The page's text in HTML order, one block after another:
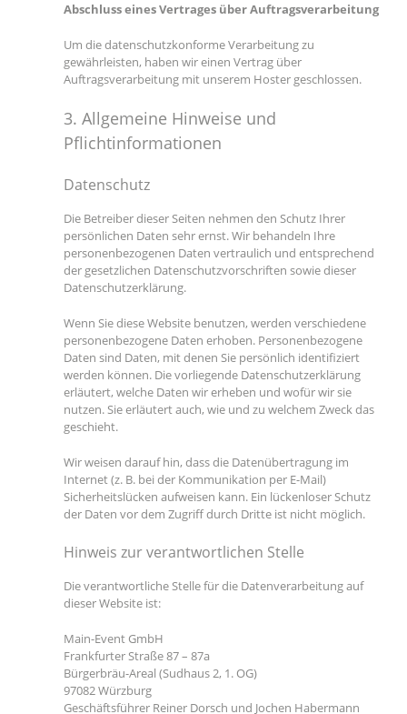
Abschluss eines Vertrages über Auftragsverarbeitung
Um die datenschutzkonforme Verarbeitung zu
gewährleisten, haben wir einen Vertrag über
Auftragsverarbeitung mit unserem Hoster geschlossen.
3. Allgemeine Hinweise und
Pflichtinformationen
Datenschutz
Die Betreiber dieser Seiten nehmen den Schutz Ihrer
persönlichen Daten sehr ernst. Wir behandeln Ihre
personenbezogenen Daten vertraulich und entsprechend
der gesetzlichen Datenschutzvorschriften sowie dieser
Datenschutzerklärung.
Wenn Sie diese Website benutzen, werden verschiedene
personenbezogene Daten erhoben. Personenbezogene
Daten sind Daten, mit denen Sie persönlich identifiziert
werden können. Die vorliegende Datenschutzerklärung
erläutert, welche Daten wir erheben und wofür wir sie
nutzen. Sie erläutert auch, wie und zu welchem Zweck das
geschieht.
Wir weisen darauf hin, dass die Datenübertragung im
Internet (z. B. bei der Kommunikation per E-Mail)
Sicherheitslücken aufweisen kann. Ein lückenloser Schutz
der Daten vor dem Zugriff durch Dritte ist nicht möglich.
Hinweis zur verantwortlichen Stelle
Die verantwortliche Stelle für die Datenverarbeitung auf
dieser Website ist:
Main-Event GmbH
Frankfurter Straße 87 – 87a
Bürgerbräu-Areal (Sudhaus 2, 1. OG)
97082 Würzburg
Geschäftsführer Reiner Dorsch und Jochen Habermann